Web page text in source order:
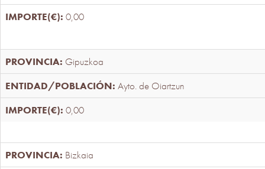
0,00
Gipuzkoa
Ayto. de Oiartzun
0,00
Bizkaia